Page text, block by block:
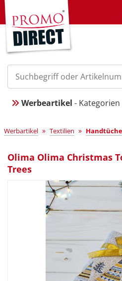
Werbeartikel - Kategorien
Werbartikel » Textilien »
Olima Olima Christmas
Trees